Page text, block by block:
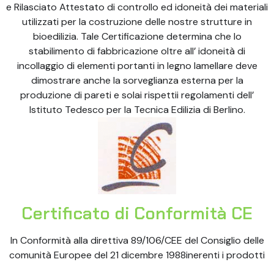
e Rilasciato Attestato di controllo ed idoneità dei materiali
utilizzati per la costruzione delle nostre strutture in
bioedilizia. Tale Certificazione determina che lo
stabilimento di fabbricazione oltre all’ idoneità di
incollaggio di elementi portanti in legno lamellare deve
dimostrare anche la sorveglianza esterna per la
produzione di pareti e solai rispettii regolamenti dell’
Istituto Tedesco per la Tecnica Edilizia di Berlino.
Certificato di Conformità CE
In Conformità alla direttiva 89/106/CEE del Consiglio delle
comunità Europee del 21 dicembre 1988inerenti i prodotti